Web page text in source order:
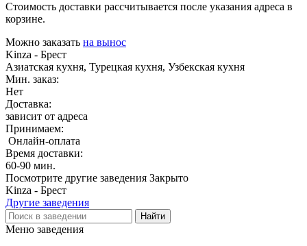
Стоимость доставки рассчитывается после указания адреса в
корзине.
Можно заказать на вынос
Kinza - Брест
Азиатская кухня, Турецкая кухня, Узбекская кухня
Мин. заказ:
Нет
Доставка:
зависит от адреса
Принимаем:
Онлайн-оплата
Время доставки:
60-90 мин.
Посмотрите другие заведения Закрыто
Kinza - Брест
Другие заведения
Меню заведения